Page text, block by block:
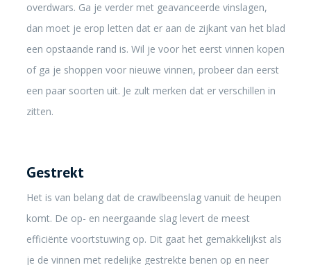
overdwars. Ga je verder met geavanceerde vinslagen,
dan moet je erop letten dat er aan de zijkant van het blad
een opstaande rand is. Wil je voor het eerst vinnen kopen
of ga je shoppen voor nieuwe vinnen, probeer dan eerst
een paar soorten uit. Je zult merken dat er verschillen in
zitten.
Gestrekt
Het is van belang dat de crawlbeenslag vanuit de heupen
komt. De op- en neergaande slag levert de meest
efficiënte voortstuwing op. Dit gaat het gemakkelijkst als
je de vinnen met redelijke gestrekte benen op en neer